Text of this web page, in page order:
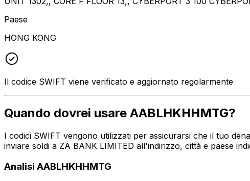
Paese
HONG KONG
Il codice SWIFT viene verificato e aggiornato regolarmente
Quando dovrei usare AABLHKHHMTG?
I codici SWIFT vengono utilizzati per assicurarsi che il tuo
inviare soldi a ZA BANK LIMITED all'indirizzo, città e paese
Analisi AABLHKHHMTG